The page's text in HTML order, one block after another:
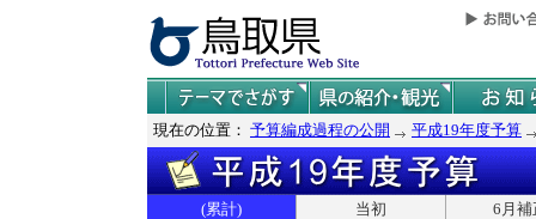
現在の位置： 予算編成過程の公開 平成19年度予算
(累計) 当初 6月補